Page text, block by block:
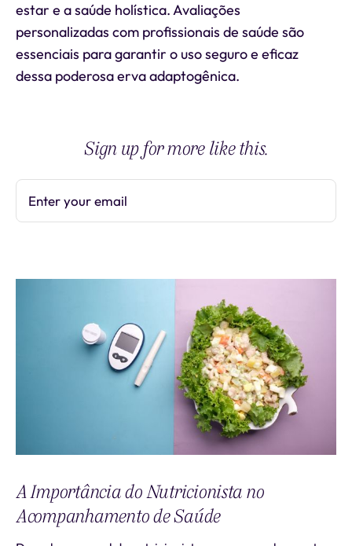
estar e a saúde holística. Avaliações
personalizadas com profissionais de saúde são
essenciais para garantir o uso seguro e eficaz
dessa poderosa erva adaptogênica.
Sign up for more like this.
Enter your email
A Importância do Nutricionista no
Acompanhamento de Saúde